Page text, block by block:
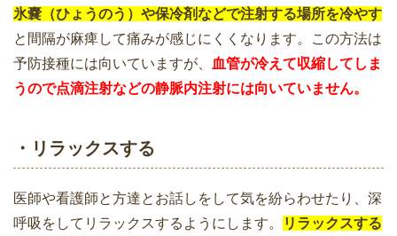
氷嚢（ひょうのう）や保冷剤などで注射する場所を冷やす
と間隔が麻痺して痛みが感じにくくなります。この方法は
予防接種には向いていますが、
血管が冷えて収縮してしま
うので点滴注射などの静脈内注射には向いていません。
・リラックスする
医師や看護師と方達とお話しをして気を紛らわせたり、深
呼吸をしてリラックスするようにします。
リラックスする